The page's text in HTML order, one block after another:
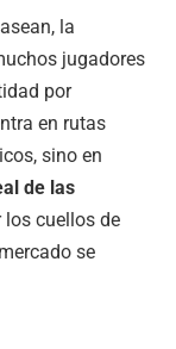
la
jugadores
por
en rutas
sino en
de las
los cuellos de
se